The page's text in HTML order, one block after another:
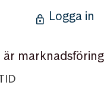
Logga in
marknadsföring